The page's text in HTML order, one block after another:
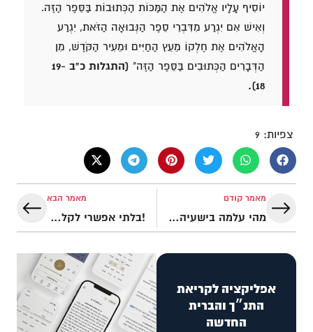
יוֹסִיף עָלָיו אֱלֹהִים אֶת הַמַּכּוֹת הַכְּתוּבוֹת בַּסֵּפֶר הַזֶּה.
וְאִישׁ אִם יִגְרַע מִדִּבְרֵי סֵפֶר הַנְּבוּאָה הַזֹּאת, יִגְרַע
הָאֱלֹהִים אֶת חֶלְקוֹ מֵעֵץ הַחַיִּים וּמֵעִיר הַקֹּדֶשׁ, מִן
הַדְּבָרִים הַכְּתוּבִים בַּסֵּפֶר הַזֶּה"
(התגלות כ"ב 19-
18).
צפיות: 9
מאמר קודם
מהי עלמה בישעיהו ז' 14?
מאמר הבא
!בלתי אפשרי לקלל את העם שאלוהים בירך
אפליקציה לקריאת
התנ״ך והברית
החדשה